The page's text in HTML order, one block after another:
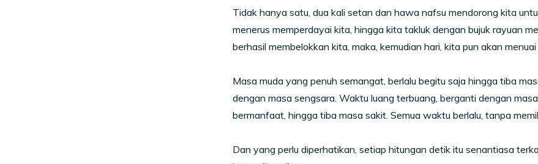
Tidak hanya satu, dua kali setan dan hawa nafsu mendorong kita
menerus memperdayai kita, hingga kita takluk dengan bujuk rayuan
berhasil membelokkan kita, maka, kemudian hari, kita pun akan
Masa muda yang penuh semangat, berlalu begitu saja hingga tiba
dengan masa sengsara. Waktu luang terbuang, berganti dengan
bermanfaat, hingga tiba masa sakit. Semua waktu berlalu, tanpa
Dan yang perlu diperhatikan, setiap hitungan detik itu senantiasa